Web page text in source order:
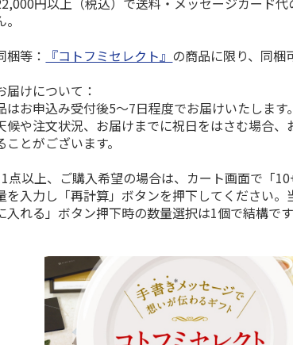
等：
『コトフミセレクト』 の商品に限り、同梱
けについて：
はお申込み受付後5～7日程度でお届けいたします
や注文状況、お届けまでに祝日をはさむ場合、
ことがございます。
点以上、ご購入希望の場合は、カート画面で「
を入力し「再計算」ボタンを押下してください。
入れる」ボタン押下時の数量選択は1個で結構で